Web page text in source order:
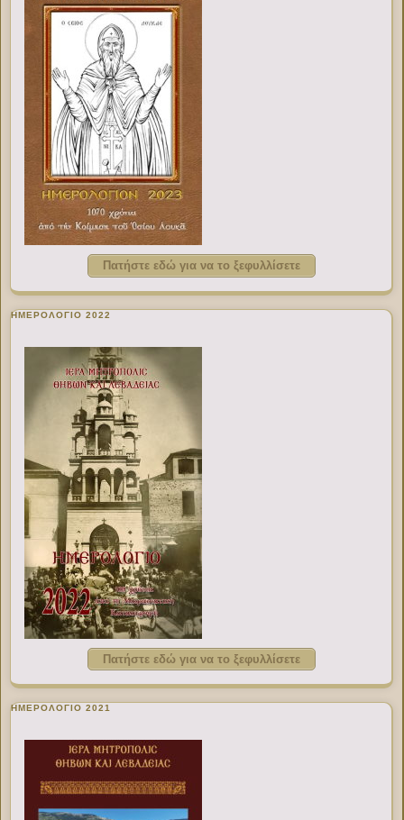
Πατήστε εδώ για να το ξεφυλλίσετε
ΗΜΕΡΟΛΟΓΙΟ 2022
Πατήστε εδώ για να το ξεφυλλίσετε
ΗΜΕΡΟΛΟΓΙΟ 2021